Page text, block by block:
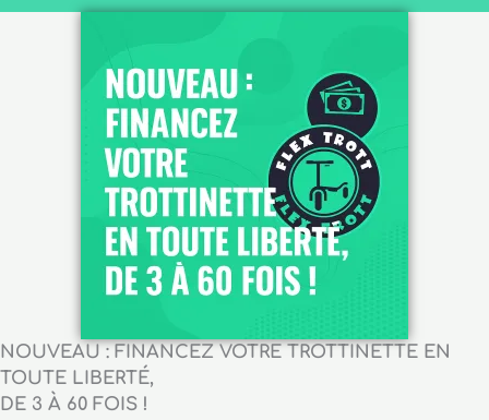
NOUVEAU : FINANCEZ VOTRE TROTTINETTE EN
TOUTE LIBERTÉ,
DE 3 À 60 FOIS !